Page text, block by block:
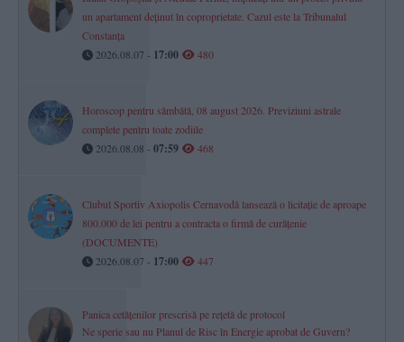
un apartament deținut în coproprietate. Cazul este la Tribunalul
Constanța
2026.08.07 - 17:00 480
Horoscop pentru sâmbătă, 08 august 2026. Previziuni astrale
complete pentru toate zodiile
2026.08.08 - 07:59 468
Clubul Sportiv Axiopolis Cernavodă lansează o licitație de aproape
800.000 de lei pentru a contracta o firmă de curățenie
(DOCUMENTE)
2026.08.07 - 17:00 447
Panica cetățenilor prescrisă pe rețetă de protocol
Ne sperie sau nu Planul de Risc în Energie aprobat de Guvern?